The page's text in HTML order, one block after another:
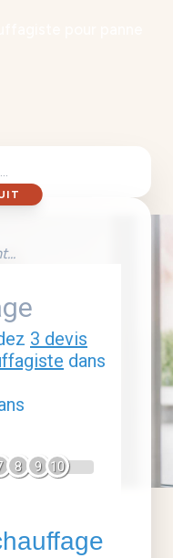
3 devis
dans
8 9 10